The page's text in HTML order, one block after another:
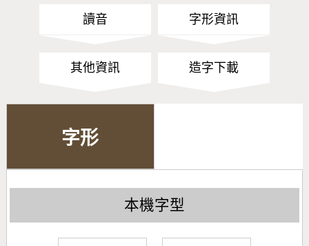
讀音 字形資訊
其他資訊 造字下載
字形
本機字型